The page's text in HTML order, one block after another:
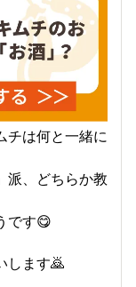
チは何と一緒に
派、どちらか教
です😋
します🙇